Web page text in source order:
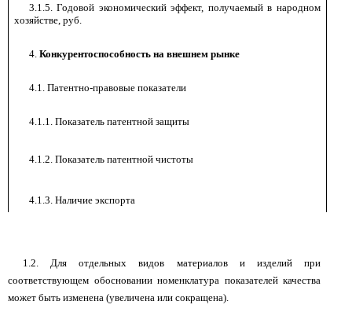
3.1.5. Годовой экономический эффект, получаемый в народном
хозяйстве, руб.
4. Конкурентоспособность на внешнем рынке
4.1. Патентно-правовые показатели
4.1.1. Показатель патентной защиты
4.1.2. Показатель патентной чистоты
4.1.3. Наличие экспорта
1.2. Для отдельных видов материалов и изделий при
соответствующем обосновании номенклатура показателей качества
может быть изменена (увеличена или сокращена).